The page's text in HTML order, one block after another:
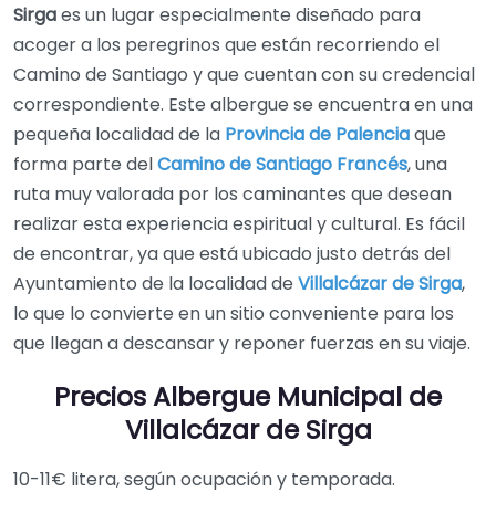
Sirgaes un lugar especialmente diseñado para
acoger a los peregrinos que están recorriendo el
Camino de Santiago y que cuentan con su credencial
correspondiente. Este albergue se encuentra en una
pequeña localidad de la Provincia de Palenciaque
forma parte delCamino de Santiago Francés, una
ruta muy valorada por los caminantes que desean
realizar esta experiencia espiritual y cultural. Es fácil
de encontrar, ya que está ubicado justo detrás del
Ayuntamiento de la localidad de Villalcázar de Sirga,
lo que lo convierte en un sitio conveniente para los
que llegan a descansar y reponer fuerzas en su viaje.
Precios Albergue Municipal de
Villalcázar de Sirga
10-11€ litera, según ocupación y temporada.